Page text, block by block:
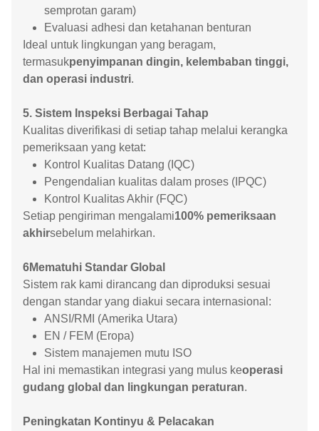
semprotan garam)
Evaluasi adhesi dan ketahanan benturan
Ideal untuk lingkungan yang beragam,
termasukpenyimpanan dingin, kelembaban tinggi,
dan operasi industri.
5. Sistem Inspeksi Berbagai Tahap
Kualitas diverifikasi di setiap tahap melalui kerangka
pemeriksaan yang ketat:
Kontrol Kualitas Datang (IQC)
Pengendalian kualitas dalam proses (IPQC)
Kontrol Kualitas Akhir (FQC)
Setiap pengiriman mengalami100% pemeriksaan
akhirsebelum melahirkan.
6Mematuhi Standar Global
Sistem rak kami dirancang dan diproduksi sesuai
dengan standar yang diakui secara internasional:
ANSI/RMI (Amerika Utara)
EN / FEM (Eropa)
Sistem manajemen mutu ISO
Hal ini memastikan integrasi yang mulus keoperasi
gudang global dan lingkungan peraturan.
Peningkatan Kontinyu & Pelacakan